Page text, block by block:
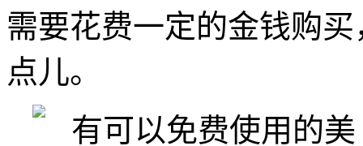
需要花费一定的金钱购
点儿。